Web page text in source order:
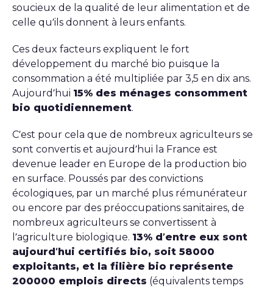
soucieux de la qualité de leur alimentation et de
celle qu’ils donnent à leurs enfants.
Ces deux facteurs expliquent le fort
développement du marché bio puisque la
consommation a été multipliée par 3,5 en dix ans.
Aujourd’hui 15% des ménages consomment
bio quotidiennement.
C’est pour cela que de nombreux agriculteurs se
sont convertis et aujourd’hui la France est
devenue leader en Europe de la production bio
en surface. Poussés par des convictions
écologiques, par un marché plus rémunérateur
ou encore par des préoccupations sanitaires, de
nombreux agriculteurs se convertissent à
l’agriculture biologique. 13% d’entre eux sont
aujourd’hui certifiés bio, soit 58000
exploitants, et la filière bio représente
200000 emplois directs (équivalents temps